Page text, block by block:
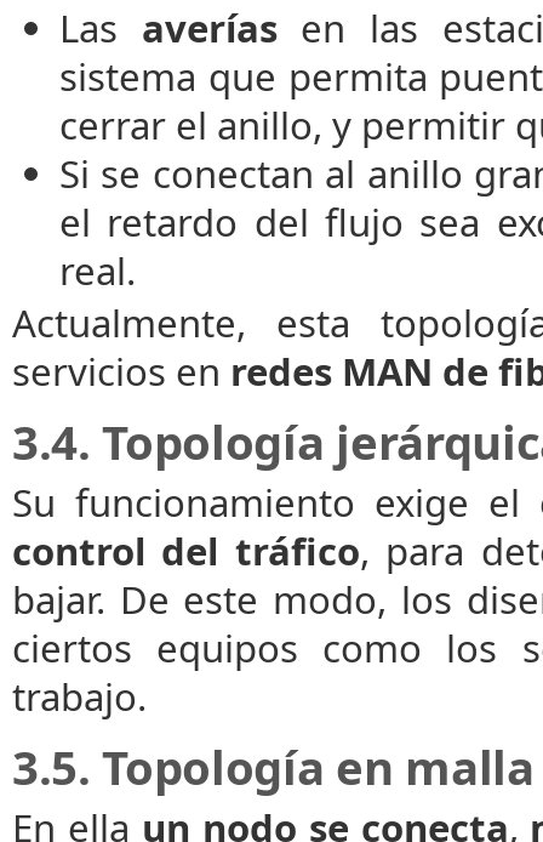
Las averíasen las
sistema que permita
cerrar el anillo, y permitir
Si se conectan al anillo
el retardo del flujo sea
real.
Actualmente, esta
servicios en redes MAN de
3.4. Topología
Su funcionamiento exige
control del tráfico, para
bajar. De este modo, los
ciertos equipos como los
trabajo.
3.5. Topología en malla
En ella un nodo se conecta,